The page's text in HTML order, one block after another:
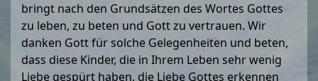
bringt nach den Grundsätzen des Wortes Gottes
zu leben, zu beten und Gott zu vertrauen. Wir
danken Gott für solche Gelegenheiten und beten,
dass diese Kinder, die in Ihrem Leben sehr wenig
Liebe gespürt haben, die Liebe Gottes erkennen